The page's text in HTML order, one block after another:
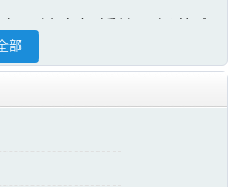
置地宛如婚礼现场的大
吗？
部